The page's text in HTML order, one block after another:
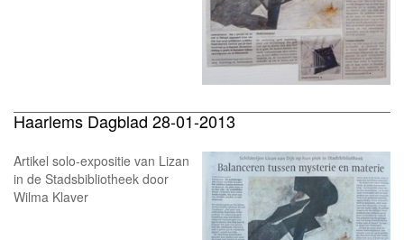
Haarlems Dagblad 28-01-2013
Artikel solo-expositie van Lizan
in de Stadsbibliotheek door
Wilma Klaver